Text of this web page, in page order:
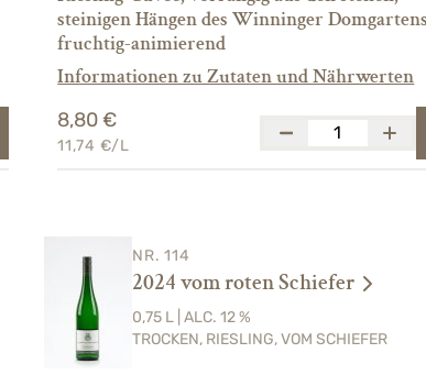
steinigen Hängen des Winninger
fruchtig-animierend
Informationen zu Zutaten und Nährwerten
8,80 €
11,74 €/L
NR. 114
2024 vom roten Schiefer
0,75 L | ALC. 12 %
TROCKEN, RIESLING, VOM SCHIEFER